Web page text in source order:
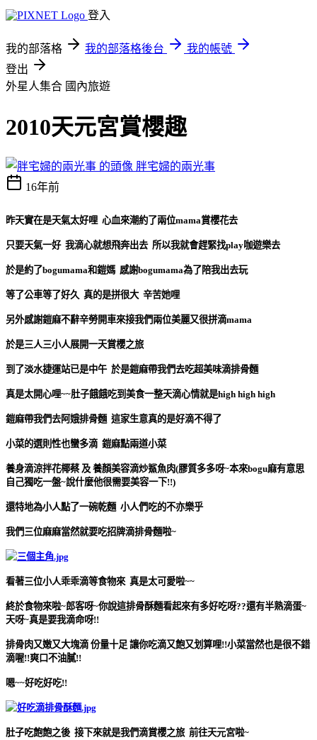
登入
我的部落格 我的部落格後台
我的帳號
登出
外星人集合 國內旅遊
2010天元宮賞櫻趣
胖宅婦的兩光事
16年前
昨天實在是天氣太好哩 心血來潮約了兩位mama賞櫻花去
只要天氣一好 我滴心就想飛奔出去 所以我就會趕緊找play咖遊樂去
於是約了bogumama和鎧媽 感謝bogumama為了陪我出去玩
等了公車等了好久 真的是拼很大 辛苦她哩
另外感謝鎧麻不辭辛勞開車來接我們兩位美麗又很拼滴mama
於是三人三小人展開一天賞櫻之旅
到了淡水捷運站已是中午 於是鎧麻帶我們去吃超美味滴排骨麵
真是太開心哩~~肚子餓餓吃到美食一整天滴心情就是high high high
鎧麻帶我們去阿娥排骨麵 這家生意真的是好滴不得了
小菜的選則性也蠻多滴 鎧麻點兩道小菜
養身滴涼拌花椰蔡 及 養顏美容滴炒鯊魚肉(膠質多多呀~本來bogu麻有意思
自己獨吃一盤~說什麼他很需要美容一下!!)
還特地為小人點了一碗乾麵 小人們吃的不亦樂乎
我們三位麻麻當然就要吃招牌滴排骨麵啦~
看著三位小人乖乖滴等食物來 真是太可愛啦~~
終於食物來啦~郎客呀~你說這排骨酥麵看起來有多好吃呀??還有半熟滴蛋~
天呀~真是要我滴命呀!!
排骨肉又嫩又大塊滴 份量十足 讓你吃滴又飽又划算哩!!小菜當然也是很不錯
滴喔!!爽口不油膩!!
嗯~~好吃好吃!!
肚子吃飽飽之後 接下來就是我們滴賞櫻之旅 前往天元宮啦~